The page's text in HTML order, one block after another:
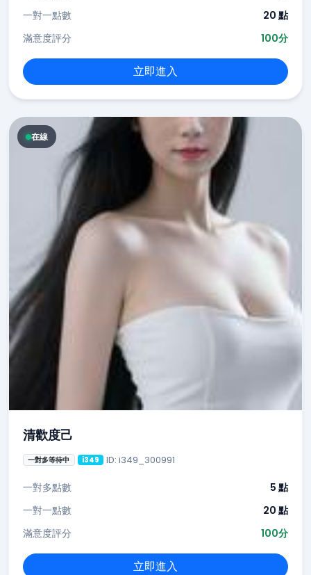
一對一點數
20 點
滿意度評分
100分
立即進入
在線
清歡度己
一對多等待中 i349 ID: i349_300991
一對多點數
5 點
一對一點數
20 點
滿意度評分
100分
立即進入